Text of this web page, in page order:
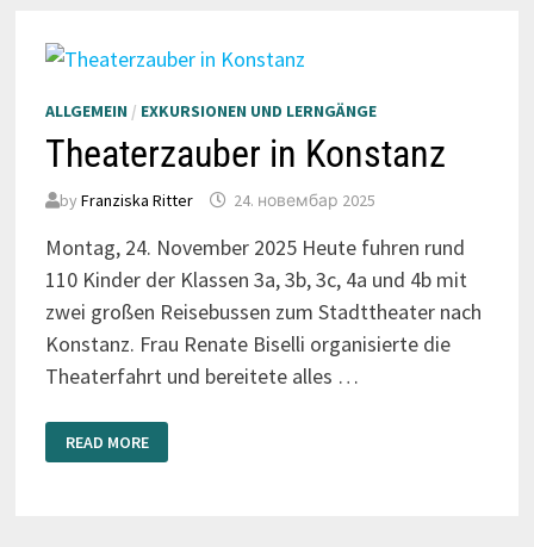
ALLGEMEIN / EXKURSIONEN UND LERNGÄNGE
Theaterzauber in Konstanz
by Franziska Ritter 24. новембар 2025
Montag, 24. November 2025 Heute fuhren rund
110 Kinder der Klassen 3a, 3b, 3c, 4a und 4b mit
zwei großen Reisebussen zum Stadttheater nach
Konstanz. Frau Renate Biselli organisierte die
Theaterfahrt und bereitete alles …
THEATERZAUBER
IN
KONSTANZ
READ MORE